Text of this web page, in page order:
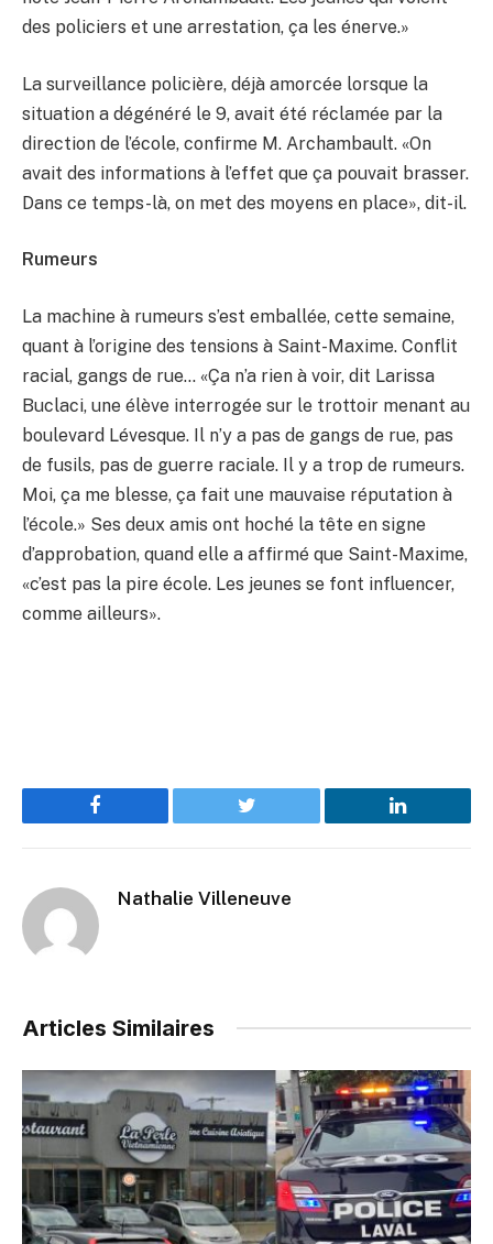
des policiers et une arrestation, ça les énerve.»
La surveillance policière, déjà amorcée lorsque la
situation a dégénéré le 9, avait été réclamée par la
direction de l’école, confirme M. Archambault. «On
avait des informations à l’effet que ça pouvait brasser.
Dans ce temps-là, on met des moyens en place», dit-il.
Rumeurs
La machine à rumeurs s’est emballée, cette semaine,
quant à l’origine des tensions à Saint-Maxime. Conflit
racial, gangs de rue… «Ça n’a rien à voir, dit Larissa
Buclaci, une élève interrogée sur le trottoir menant au
boulevard Lévesque. Il n’y a pas de gangs de rue, pas
de fusils, pas de guerre raciale. Il y a trop de rumeurs.
Moi, ça me blesse, ça fait une mauvaise réputation à
l’école.» Ses deux amis ont hoché la tête en signe
d’approbation, quand elle a affirmé que Saint-Maxime,
«c’est pas la pire école. Les jeunes se font influencer,
comme ailleurs».
Facebook Twitter LinkedIn
Nathalie Villeneuve
Articles Similaires